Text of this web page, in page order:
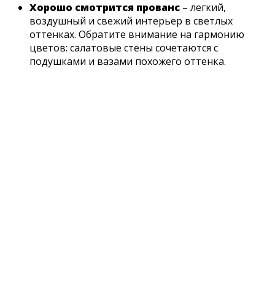
Хорошо смотрится прованс – легкий,
воздушный и свежий интерьер в светлых
оттенках. Обратите внимание на гармонию
цветов: салатовые стены сочетаются с
подушками и вазами похожего оттенка.